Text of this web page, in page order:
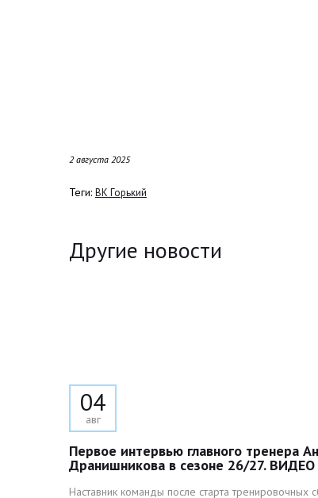
2 августа 2025
Теги: ВК Горький
Другие новости
04
авг
Первое интервью главного тренера
Дранишникова в сезоне 26/27. ВИДЕО
Наставник команды после старта тренировочных